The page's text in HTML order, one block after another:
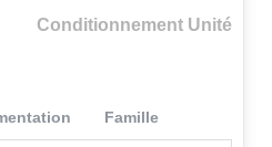
Conditionnement Unité
Famille